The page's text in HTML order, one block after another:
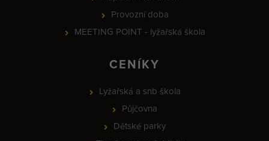
Provozní doba
MEETING POINT - lyžařská škola
CENÍKY
Lyžařská a snb škola
Půjčovna
Dětské parky